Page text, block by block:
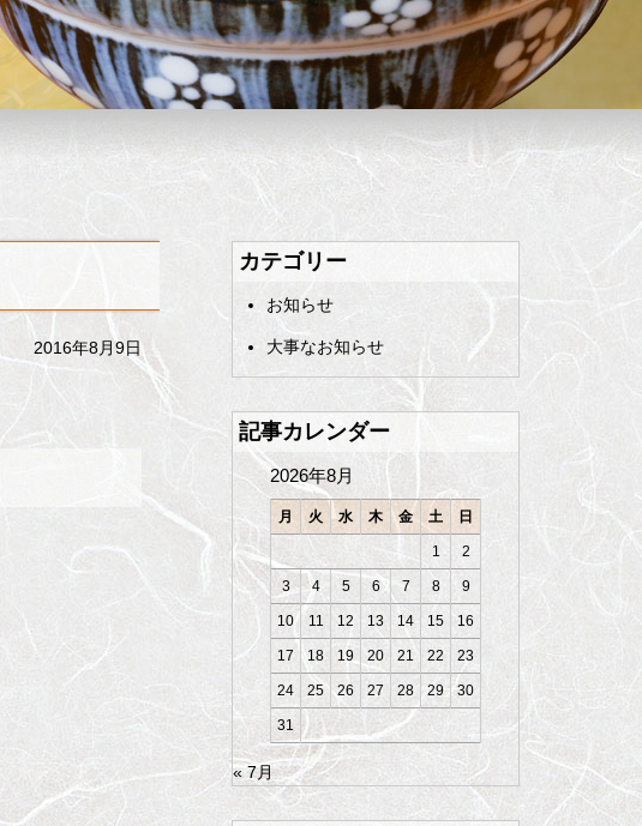
2016年8月9日
カテゴリー
お知らせ
大事なお知らせ
記事カレンダー
2026年8月
月 火 水 木 金 土 日
1 2
3 4 5 6 7 8 9
10 11 12 13 14 15 16
17 18 19 20 21 22 23
24 25 26 27 28 29 30
31
« 7月